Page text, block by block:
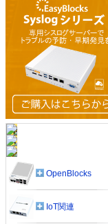
OpenBlocks
IoT関連